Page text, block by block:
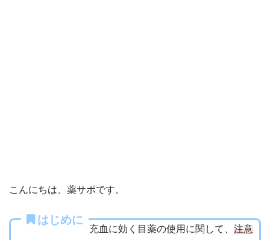
こんにちは、薬サポです。
はじめに
充血に効く目薬の使用に関して、 注意